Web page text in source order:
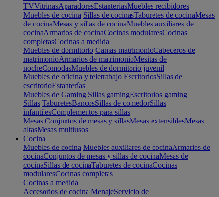
TVVitrinasAparadoresEstanteriasMuebles recibidores
Muebles de cocina Sillas de cocinasTaburetes de cocinaMesas
de cocinaMesas y sillas de cocinaMuebles auxiliares de
cocinaArmarios de cocinaCocinas modularesCocinas
completasCocinas a medida
Muebles de dormitorio Camas matrimonioCabeceros de
matrimonioArmarios de matrimonioMesitas de
nocheComodasMuebles de dormitorio juvenil
Muebles de oficina y teletrabajo EscritoriosSillas de
escritorioEstanterías
Muebles de Gaming Sillas gamingEscritorios gaming
Sillas TaburetesBancosSillas de comedorSillas
infantilesComplementos para sillas
Mesas Conjuntos de mesas y sillasMesas extensiblesMesas
altasMesas multiusos
Cocina
Muebles de cocina Muebles auxiliares de cocinaArmarios de
cocinaConjuntos de mesas y sillas de cocinaMesas de
cocinaSillas de cocinaTaburetes de cocinaCocinas
modularesCocinas completas
Cocinas a medida
Accesorios de cocina MenajeServicio de